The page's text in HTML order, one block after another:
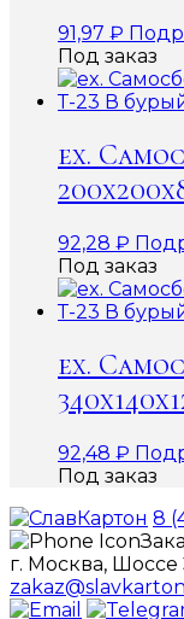
91,97 ₽
Под заказ
ex.
92,28 ₽
Под заказ
ex.
92,48 ₽
Под заказ
8
г. Москва, Шоссе